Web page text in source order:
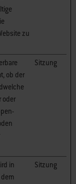
zu
ob der
oder
Sitzung
in
Sitzung